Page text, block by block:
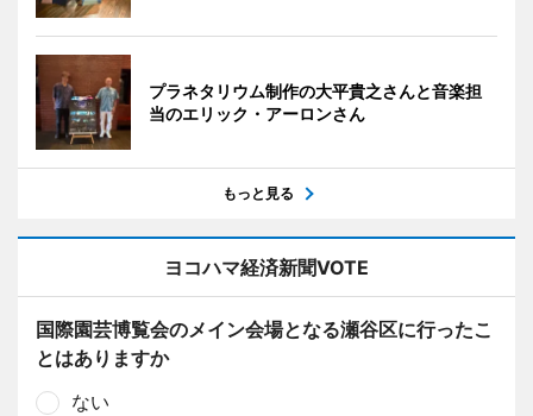
プラネタリウム制作の大平貴之さんと音楽担
当のエリック・アーロンさん
もっと見る
ヨコハマ経済新聞VOTE
国際園芸博覧会のメイン会場となる瀬谷区に行ったこ
とはありますか
ない